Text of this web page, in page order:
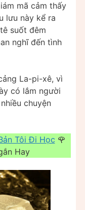
mã cảm thấy
lưu này kể ra
suốt đêm
nghĩ đến tình
La-pi-xê, vì
có lắm người
chuyện
Tôi Đi Học 🌹
Hay